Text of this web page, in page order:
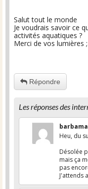
Salut tout le monde
Je voudrais savoir ce
activités aquatiques ?
Merci de vos lumières
Répondre
Les réponses des
Heu, du
Désolée
mais ça
pas
J'attends